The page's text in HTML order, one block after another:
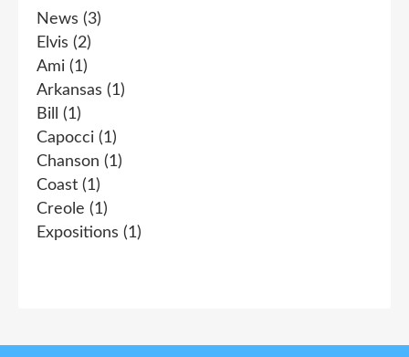
News (3)
Elvis (2)
Ami (1)
Arkansas (1)
Bill
(1)
Capocci (1)
Chanson (1)
Coast (1)
Creole (1)
Expositions (1)